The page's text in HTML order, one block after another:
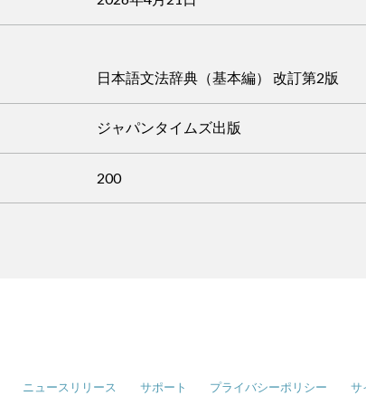
日本語文法辞典（基本編） 改訂第2版
ジャパンタイムズ出版
200
ニュースリリース サポート プライバシーポリシー サ